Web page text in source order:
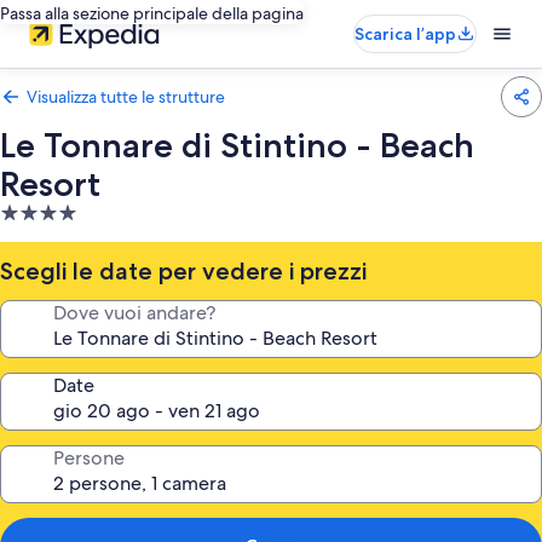
Passa alla sezione principale della pagina
Scarica l’app
Visualizza tutte le strutture
Le Tonnare di Stintino - Beach
Resort
Struttura
a
4.0
stelle
Scegli le date per vedere i prezzi
Dove vuoi andare?
Date
Persone